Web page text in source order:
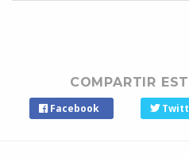
COMPARTIR
Facebook